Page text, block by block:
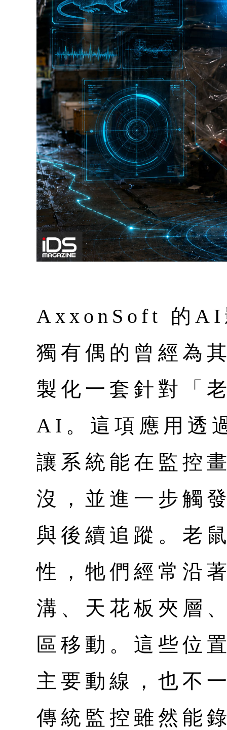
AxxonSoft 的AI
獨有偶的曾經為
製化一套針對「
AI。這項應用透
讓系統能在監控
沒，並進一步觸
與後續追蹤。老
性，牠們經常沿
溝、天花板夾層
區移動。這些位
主要動線，也不
傳統監控雖然能